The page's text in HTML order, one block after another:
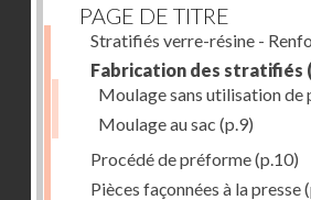
PAGE DE TITRE
Stratifiés verre-résine -
Fabrication des stratifiés
Moulage sans utilisation de
Moulage au sac (p.9)
Procédé de préforme(p.10)
Pièces façonnées à la presse